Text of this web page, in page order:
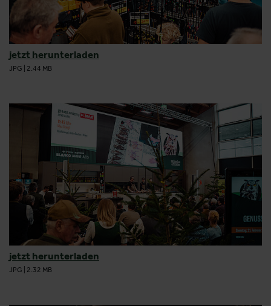
jetzt herunterladen
JPG 2.44 MB
jetzt herunterladen
JPG 2.32 MB